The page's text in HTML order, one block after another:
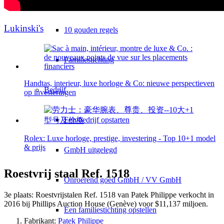
10 gouden regels
Familiestichting
Bedrijf
Een bedrijf opstarten
GmbH uitgelegd
Onroerend goed GmbH / VV GmbH
Een familiestichting opstellen
Lukinski's
Handtas, interieur, luxe horloge & Co: nieuwe perspectieven
op investeringen
Rolex: Luxe horloge, prestige, investering - Top 10+1 model
& prijs
Roestvrij staal Ref. 1518
3e plaats: Roestvrijstalen Ref. 1518 van Patek Philippe verkocht in
2016 bij Phillips Auction House (Genève) voor $11,137 miljoen.
Fabrikant: Patek Philippe